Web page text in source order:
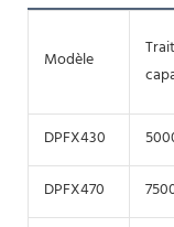
Modèle
DPFX430
DPFX470